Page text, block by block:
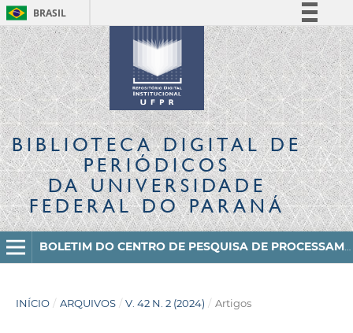
BRASIL
Simplifique!
Comunica BR
Participe
Acesso à informação
Legislação
Canais
BIBLIOTECA DIGITALDE
PERIÓDICOS
DA UNIVERSIDADE
FEDERAL DO PARANÁ
BOLETIM DO CENTRO DE PESQUISA DE PROCESSAMENTO DE ALIMENTOS
INÍCIO / ARQUIVOS / V. 42 N. 2 (2024) / Artigos